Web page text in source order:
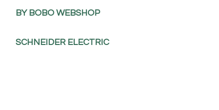
BY BOBO WEBSHOP
SCHNEIDER ELECTRIC